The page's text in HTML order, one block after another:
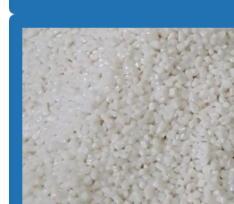
VENDA DE POLIURETANO TERMOPLASTICO